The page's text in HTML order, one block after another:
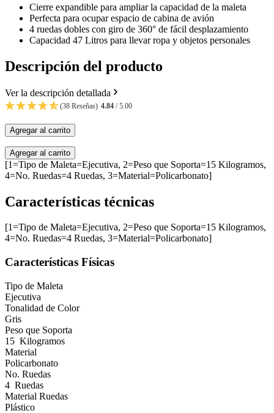
Cierre expandible para ampliar la capacidad de la maleta
Perfecta para ocupar espacio de cabina de avión
4 ruedas dobles con giro de 360° de fácil desplazamiento
Capacidad 47 Litros para llevar ropa y objetos personales
Descripción del producto
Ver la descripción detallada
(38 Reseñas) 4.84 / 5.00
Agregar al carrito
Agregar al carrito
[1=Tipo de Maleta=Ejecutiva, 2=Peso que Soporta=15 Kilogramos,
4=No. Ruedas=4 Ruedas, 3=Material=Policarbonato]
Características técnicas
[1=Tipo de Maleta=Ejecutiva, 2=Peso que Soporta=15 Kilogramos,
4=No. Ruedas=4 Ruedas, 3=Material=Policarbonato]
Características Físicas
Tipo de Maleta
Ejecutiva
Tonalidad de Color
Gris
Peso que Soporta
15 Kilogramos
Material
Policarbonato
No. Ruedas
4 Ruedas
Material Ruedas
Plástico